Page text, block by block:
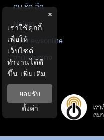
คม ชัด ลึก
Nation
Thainewsonline
ฐานเศรษฐกิจ
×
เราใช้คุกกี้
เพื่อให้
เว็บไซต์
ทำงานได้ดี
ขึ้น เพิ่มเติม
ยอมรับ
ตั้งค่า